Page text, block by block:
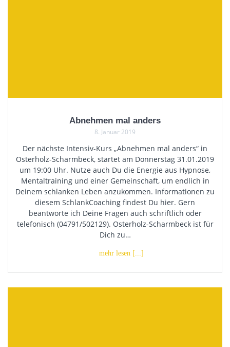
Abnehmen mal anders
8. Januar 2019
Der nächste Intensiv-Kurs „Abnehmen mal anders“ in
Osterholz-Scharmbeck, startet am Donnerstag 31.01.2019
um 19:00 Uhr. Nutze auch Du die Energie aus Hypnose,
Mentaltraining und einer Gemeinschaft, um endlich in
Deinem schlanken Leben anzukommen. Informationen zu
diesem SchlankCoaching findest Du hier. Gern
beantworte ich Deine Fragen auch schriftlich oder
telefonisch (04791/502129). Osterholz-Scharmbeck ist für
Dich zu…